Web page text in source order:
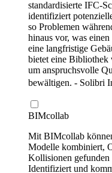
standardisierte IFC-
identifiziert
so Problemen
hinaus vor, was
eine langfristige
bietet eine Bibliothek
um anspruchsvolle
bewältigen. - Solibri
BIMcollab
Mit BIMcollab
Modelle kombiniert,
Kollisionen gefunden
Identifiziert und